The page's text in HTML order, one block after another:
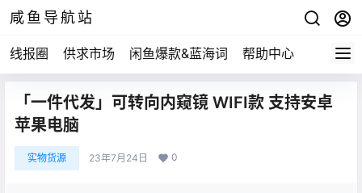
咸鱼导航站
线报圈 供求市场 闲鱼爆款&蓝海词 帮助中心
「一件代发」可转向内窥镜 WIFI款 支持安卓
苹果电脑
实物货源 23年7月24日 0